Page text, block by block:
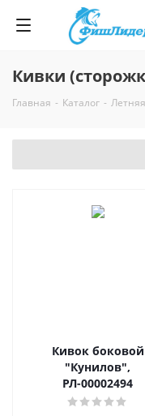
Кивки
Главная - Каталог -
Кивок боковой
"Кунилов",
РЛ-00002494